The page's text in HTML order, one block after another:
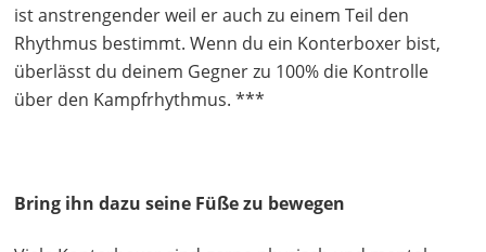
ist anstrengender weil er auch zu einem Teil den
Rhythmus bestimmt. Wenn du ein Konterboxer bist,
überlässt du deinem Gegner zu 100% die Kontrolle
über den Kampfrhythmus. ***
Bring ihn dazu seine Füße zu bewegen